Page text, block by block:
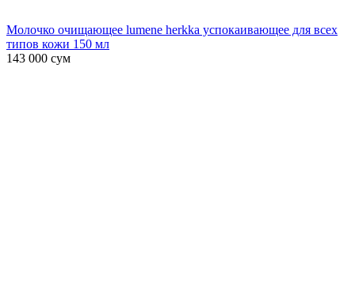
Молочко очищающее lumene herkka успокаивающее для всех
типов кожи 150 мл
143 000 сум